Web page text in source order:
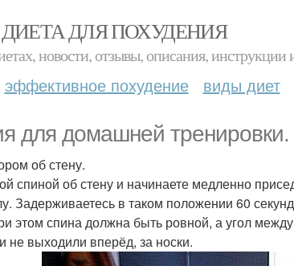
ДИЕТА ДЛЯ ПОХУДЕНИЯ
новости, отзывы, описания, инструкции
эффективное похудение виды диет
для домашней тренировки.
об стену.
спиной об стену и начинаете медленно
Задерживаетесь в таком положении 60
этом спина должна быть ровной, а угол
не выходили вперёд, за носки.